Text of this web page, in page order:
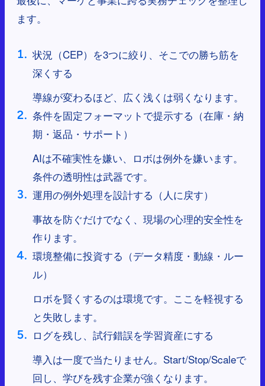
ます。
状況（CEP）を3つに絞り、そこでの勝ち筋を
深くする
導線が変わるほど、広く浅くは弱くなります。
条件を固定フォーマットで提示する（在庫・納
期・返品・サポート）
AIは不確実性を嫌い、ロボは例外を嫌います。
条件の透明性は武器です。
運用の例外処理を設計する（人に戻す）
事故を防ぐだけでなく、現場の心理的安全性を
作ります。
環境整備に投資する（データ精度・動線・ルー
ル）
ロボを賢くするのは環境です。ここを軽視する
と失敗します。
ログを残し、試行錯誤を学習資産にする
導入は一度で当たりません。Start/Stop/Scaleで
回し、学びを残す企業が強くなります。